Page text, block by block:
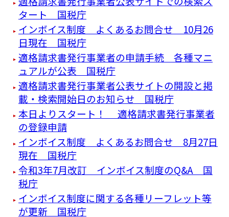
タート 国税庁
インボイス制度 よくあるお問合せ 10月26
日現在 国税庁
適格請求書発行事業者の申請手続 各種マニ
ュアルが公表 国税庁
適格請求書発行事業者公表サイトの開設と掲
載・検索開始日のお知らせ 国税庁
本日よりスタート！ 適格請求書発行事業者
の登録申請
インボイス制度 よくあるお問合せ 8月27日
現在 国税庁
令和3年7月改訂 インボイス制度のQ&A 国
税庁
インボイス制度に関する各種リーフレット等
が更新 国税庁